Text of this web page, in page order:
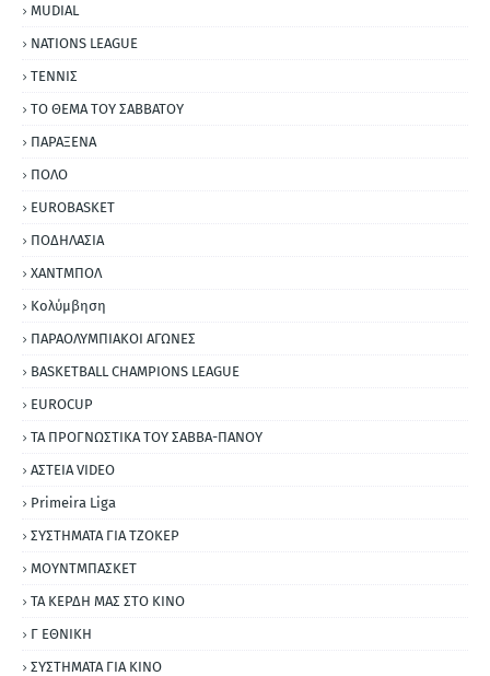
MUDIAL
NATIONS LEAGUE
ΤΕΝΝΙΣ
ΤΟ ΘΕΜΑ ΤΟΥ ΣΑΒΒΑΤΟΥ
ΠΑΡΑΞΕΝΑ
ΠΟΛΟ
EUROBASKET
ΠΟΔΗΛΑΣΙΑ
ΧΑΝΤΜΠΟΛ
Κολύμβηση
ΠΑΡΑΟΛΥΜΠΙΑΚΟΙ ΑΓΩΝΕΣ
BASKETBALL CHAMPIONS LEAGUE
EUROCUP
ΤΑ ΠΡΟΓΝΩΣΤΙΚΑ ΤΟΥ ΣΑΒΒΑ-ΠΑΝΟΥ
ΑΣΤΕΙΑ VIDEO
Primeira Liga
ΣΥΣΤΗΜΑΤΑ ΓΙΑ ΤΖΟΚΕΡ
ΜΟΥΝΤΜΠΑΣΚΕΤ
ΤΑ ΚΕΡΔΗ ΜΑΣ ΣΤΟ ΚΙΝΟ
Γ ΕΘΝΙΚΗ
ΣΥΣΤΗΜΑΤΑ ΓΙΑ ΚΙΝΟ